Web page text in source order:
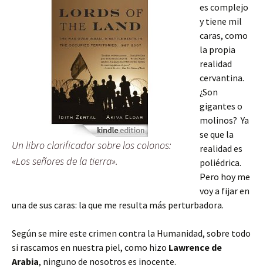
Un libro clarificador sobre los colonos:
«Los señores de la tierra».
es complejo
y tiene mil
caras, como
la propia
realidad
cervantina.
¿Son
gigantes o
molinos? Ya
se que la
realidad es
poliédrica.
Pero hoy me
voy a fijar en
una de sus caras: la que me resulta más perturbadora.
Según se mire este crimen contra la Humanidad, sobre todo
si rascamos en nuestra piel, como hizo Lawrence de
Arabia, ninguno de nosotros es inocente.